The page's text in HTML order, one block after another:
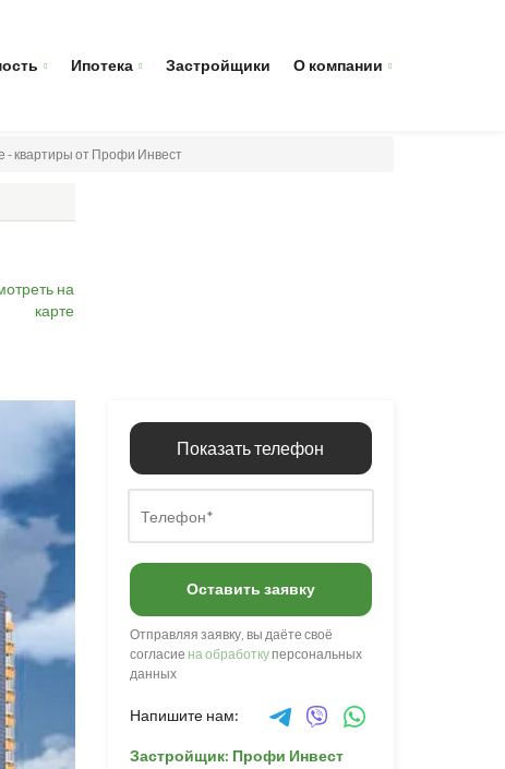
Ипотека Застройщики О компании
- квартиры от Профи Инвест
на
карте
Показать телефон
Оставить заявку
Отправляя заявку, вы даёте своё
согласие на обработкуперсональных
данных
Напишите нам:
Застройщик: Профи Инвест